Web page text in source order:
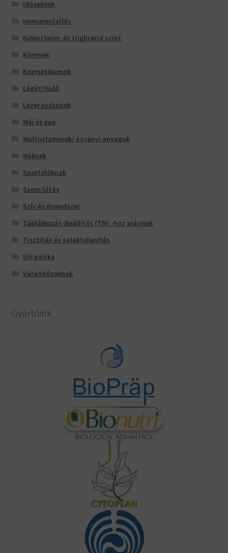
Időseknek
Immunerősítés
Koleszterin- és triglicerid szint
Könyvek
Kozmetikumok
Légút/tüdő
Lézer eszközök
Máj és epe
Multivitaminok/ ásványi anyagok
Nőknek
Sportolóknak
Szem/látás
Szív és érrendszer
Táplálkozás-Beállítás (TM) -hoz ajánljuk
Tisztítás és salaktalanítás
Úti patika
Várandósoknak
Gyártóink